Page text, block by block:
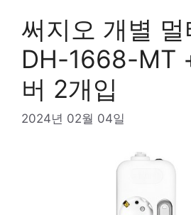
써지오 개별
DH-1668-MT
버 2개입
2024년 02월 04일